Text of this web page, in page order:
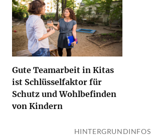
Gute Teamarbeit in Kitas
ist Schlüsselfaktor für
Schutz und Wohlbefinden
von Kindern
HINTERGRUNDINFOS